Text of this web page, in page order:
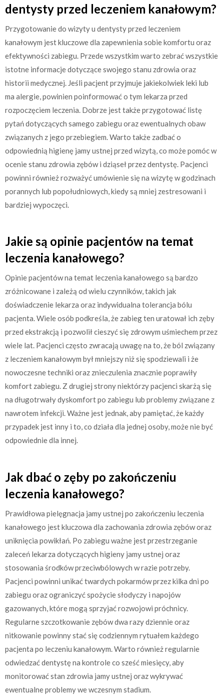
dentysty przed leczeniem kanałowym?
Przygotowanie do wizyty u dentysty przed leczeniem
kanałowym jest kluczowe dla zapewnienia sobie komfortu oraz
efektywności zabiegu. Przede wszystkim warto zebrać wszystkie
istotne informacje dotyczące swojego stanu zdrowia oraz
historii medycznej. Jeśli pacjent przyjmuje jakiekolwiek leki lub
ma alergie, powinien poinformować o tym lekarza przed
rozpoczęciem leczenia. Dobrze jest także przygotować listę
pytań dotyczących samego zabiegu oraz ewentualnych obaw
związanych z jego przebiegiem. Warto także zadbać o
odpowiednią higienę jamy ustnej przed wizytą, co może pomóc w
ocenie stanu zdrowia zębów i dziąseł przez dentystę. Pacjenci
powinni również rozważyć umówienie się na wizytę w godzinach
porannych lub popołudniowych, kiedy są mniej zestresowani i
bardziej wypoczęci.
Jakie są opinie pacjentów na temat
leczenia kanałowego?
Opinie pacjentów na temat leczenia kanałowego są bardzo
zróżnicowane i zależą od wielu czynników, takich jak
doświadczenie lekarza oraz indywidualna tolerancja bólu
pacjenta. Wiele osób podkreśla, że zabieg ten uratował ich zęby
przed ekstrakcją i pozwolił cieszyć się zdrowym uśmiechem przez
wiele lat. Pacjenci często zwracają uwagę na to, że ból związany
z leczeniem kanałowym był mniejszy niż się spodziewali i że
nowoczesne techniki oraz znieczulenia znacznie poprawiły
komfort zabiegu. Z drugiej strony niektórzy pacjenci skarżą się
na długotrwały dyskomfort po zabiegu lub problemy związane z
nawrotem infekcji. Ważne jest jednak, aby pamiętać, że każdy
przypadek jest inny i to, co działa dla jednej osoby, może nie być
odpowiednie dla innej.
Jak dbać o zęby po zakończeniu
leczenia kanałowego?
Prawidłowa pielęgnacja jamy ustnej po zakończeniu leczenia
kanałowego jest kluczowa dla zachowania zdrowia zębów oraz
uniknięcia powikłań. Po zabiegu ważne jest przestrzeganie
zaleceń lekarza dotyczących higieny jamy ustnej oraz
stosowania środków przeciwbólowych w razie potrzeby.
Pacjenci powinni unikać twardych pokarmów przez kilka dni po
zabiegu oraz ograniczyć spożycie słodyczy i napojów
gazowanych, które mogą sprzyjać rozwojowi próchnicy.
Regularne szczotkowanie zębów dwa razy dziennie oraz
nitkowanie powinny stać się codziennym rytuałem każdego
pacjenta po leczeniu kanałowym. Warto również regularnie
odwiedzać dentystę na kontrole co sześć miesięcy, aby
monitorować stan zdrowia jamy ustnej oraz wykrywać
ewentualne problemy we wczesnym stadium.